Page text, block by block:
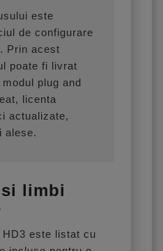
este
de configurare
Prin acest
poate fi livrat
plug and
licenta
actualizate,
alese.
limbi
HD3 este listat cu